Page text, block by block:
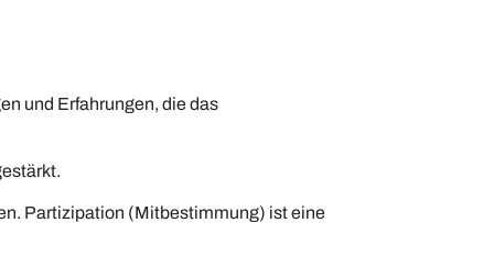
und Erfahrungen, die das
Partizipation (Mitbestimmung) ist eine